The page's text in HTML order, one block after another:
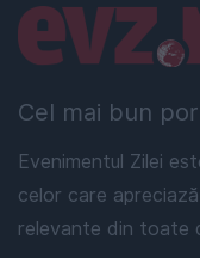
Cel mai bun
Evenimentul Zilei
celor care
relevante din toate
Linkuri utile